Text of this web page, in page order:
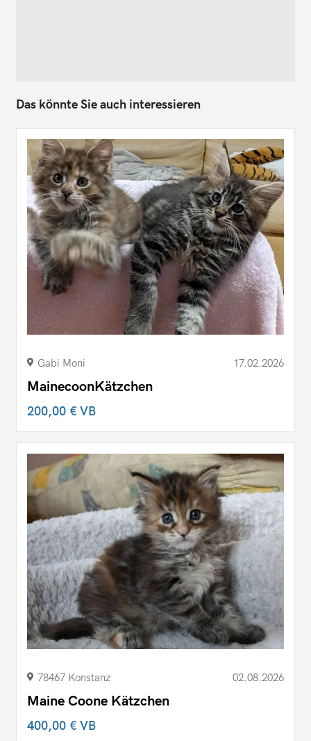
Das könnte Sie auch interessieren
Gabi Moni 17.02.2026
MainecoonKätzchen
200,00 €VB
78467 Konstanz 02.08.2026
Maine Coone Kätzchen
400,00 €VB